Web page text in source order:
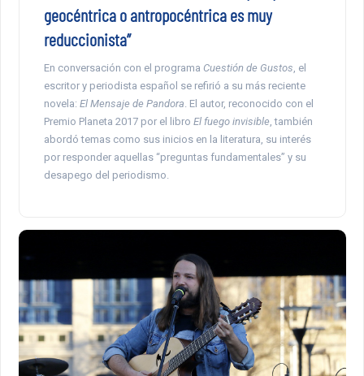
geocéntrica o antropocéntrica es muy
reduccionista”
En conversación con el programa Cuestión de Gustos, el
escritor y periodista español se refirió a su más reciente
novela: El Mensaje de Pandora. El autor, reconocido con el
Premio Planeta 2017 por el libro El fuego invisible, también
abordó temas como sus inicios en la literatura, su interés
por responder aquellas “preguntas fundamentales” y su
desapego del periodismo.